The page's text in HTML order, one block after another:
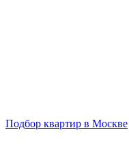
Подбор квартир в Москве